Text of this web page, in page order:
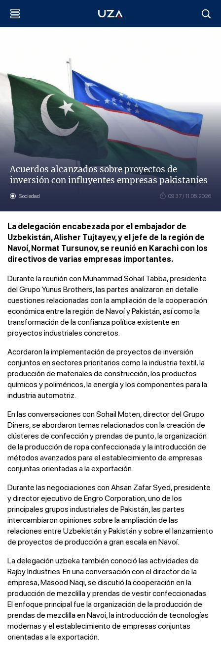
Acuerdos alcanzados sobre proyectos de
inversión con influyentes empresas pakistaníes
Sociedad 09:37 / 11.05.2026
La delegación encabezada por el embajador de
Uzbekistán, Alisher Tujtayev, y el jefe de la región de
Navoí, Normat Tursunov, se reunió en Karachi con los
directivos de varias empresas importantes.
Durante la reunión con Muhammad Sohail Tabba, presidente
del Grupo Yunus Brothers, las partes analizaron en detalle
cuestiones relacionadas con la ampliación de la cooperación
económica entre la región de Navoí y Pakistán, así como la
transformación de la confianza política existente en
proyectos industriales concretos.
Acordaron la implementación de proyectos de inversión
conjuntos en sectores prioritarios como la industria textil, la
producción de materiales de construcción, los productos
químicos y poliméricos, la energía y los componentes para la
industria automotriz.
En las conversaciones con Sohail Moten, director del Grupo
Diners, se abordaron temas relacionados con la creación de
clústeres de confección y prendas de punto, la organización
de la producción de ropa confeccionada y la introducción de
métodos avanzados para el establecimiento de empresas
conjuntas orientadas a la exportación.
Durante las negociaciones con Ahsan Zafar Syed, presidente
y director ejecutivo de Engro Corporation, uno de los
principales grupos industriales de Pakistán, las partes
intercambiaron opiniones sobre la ampliación de las
relaciones entre Uzbekistán y Pakistán y sobre el lanzamiento
de proyectos de producción a gran escala en Navoí.
La delegación uzbeka también conoció las actividades de
Rajby Industries. En una conversación con el director de la
empresa, Masood Naqi, se discutió la cooperación en la
producción de mezclilla y prendas de vestir confeccionadas.
El enfoque principal fue la organización de la producción de
prendas de mezclilla en Navoi, la introducción de tecnologías
modernas y el establecimiento de empresas conjuntas
orientadas a la exportación.